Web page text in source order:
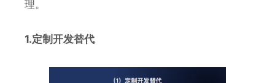
理。
1.定制开发替代